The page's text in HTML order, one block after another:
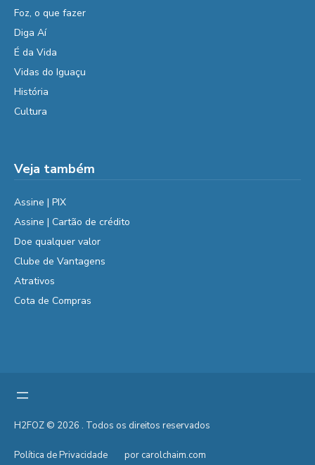
Foz, o que fazer
Diga Aí
É da Vida
Vidas do Iguaçu
História
Cultura
Veja também
Assine | PIX
Assine | Cartão de crédito
Doe qualquer valor
Clube de Vantagens
Atrativos
Cota de Compras
H2FOZ © 2026 . Todos os direitos reservados
Política de Privacidade por carolchaim.com